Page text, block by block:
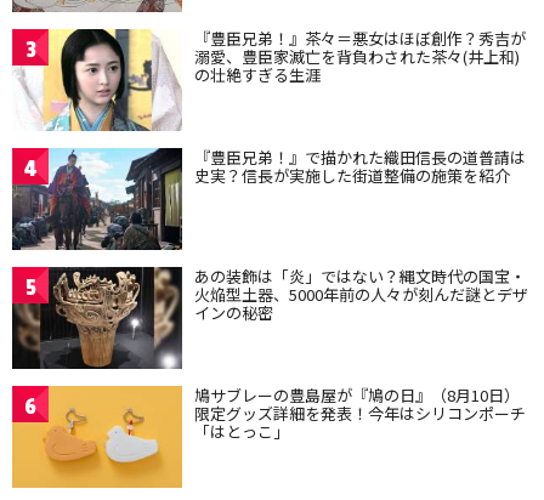
3 『豊臣兄弟！』茶々＝悪女はほぼ創作？秀吉が
溺愛、豊臣家滅亡を背負わされた茶々(井上和)
の壮絶すぎる生涯
4 『豊臣兄弟！』で描かれた織田信長の道普請は
史実？信長が実施した街道整備の施策を紹介
5 あの装飾は「炎」ではない？縄文時代の国宝・
火焔型土器、5000年前の人々が刻んだ謎とデザ
インの秘密
6 鳩サブレーの豊島屋が『鳩の日』（8月10日）
限定グッズ詳細を発表！今年はシリコンポーチ
「はとっこ」